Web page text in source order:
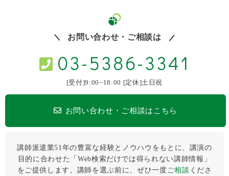
お問い合わせ・ご相談は
03-5386-3341
[受付]9:00~18:00 [定休]土日祝
お問い合わせ・ご相談はこちら
講師派遣業51年の豊富な経験とノウハウをもとに、講演の
目的に合わせた「Web検索だけでは得られない講師情報」
をご提供します。講師を選ぶ前に、ぜひ⼀度 ご相談 くださ